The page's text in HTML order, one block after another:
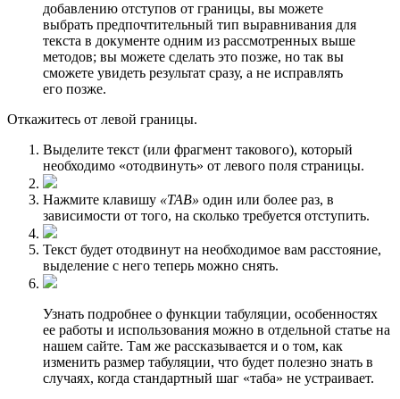
добавлению отступов от границы, вы можете
выбрать предпочтительный тип выравнивания для
текста в документе одним из рассмотренных выше
методов; вы можете сделать это позже, но так вы
сможете увидеть результат сразу, а не исправлять
его позже.
Откажитесь от левой грaницы.
Выделите текст (или фрагмент такового), который
необходимо «отодвинуть» от левого поля страницы.
Нажмите клавишу «TAB» один или более раз, в
зависимости от того, на сколько требуется отступить.
Текст будет отодвинут на необходимое вам расстояние,
выделение с него теперь можно снять.
Узнать подробнее о функции табуляции, особенностях
ее работы и использования можно в отдельной статье на
нашем сайте. Там же рассказывается и о том, как
изменить размер табуляции, что будет полезно знать в
случаях, когда стандартный шаг «таба» не устраивает.